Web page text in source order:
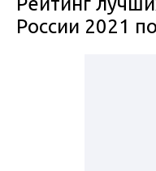
России 2021